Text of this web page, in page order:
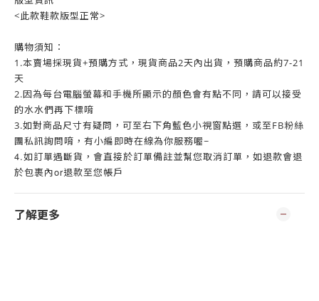
<此款鞋款版型正常>
購物須知：
1.本賣場採現貨+預購方式，現貨商品2天內出貨，預購商品約7-21
天
2.因為每台電腦螢幕和手機所顯示的顏色會有點不同，請可以接受
的水水們再下標唷
3.如對商品尺寸有疑問，可至右下角藍色小視窗點選，或至FB粉絲
團私訊詢問唷，有小編即時在線為你服務喔~
4.如訂單遇斷貨，會直接於訂單備註並幫您取消訂單，如退款會退
於包裹內or退款至您帳戶
了解更多